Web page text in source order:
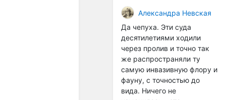
Александра Невская
Да чепуха. Эти суда
десятилетиями ходили
через пролив и точно так
же распространяли ту
самую инвазивную флору и
фауну, с точностью до
вида. Ничего не